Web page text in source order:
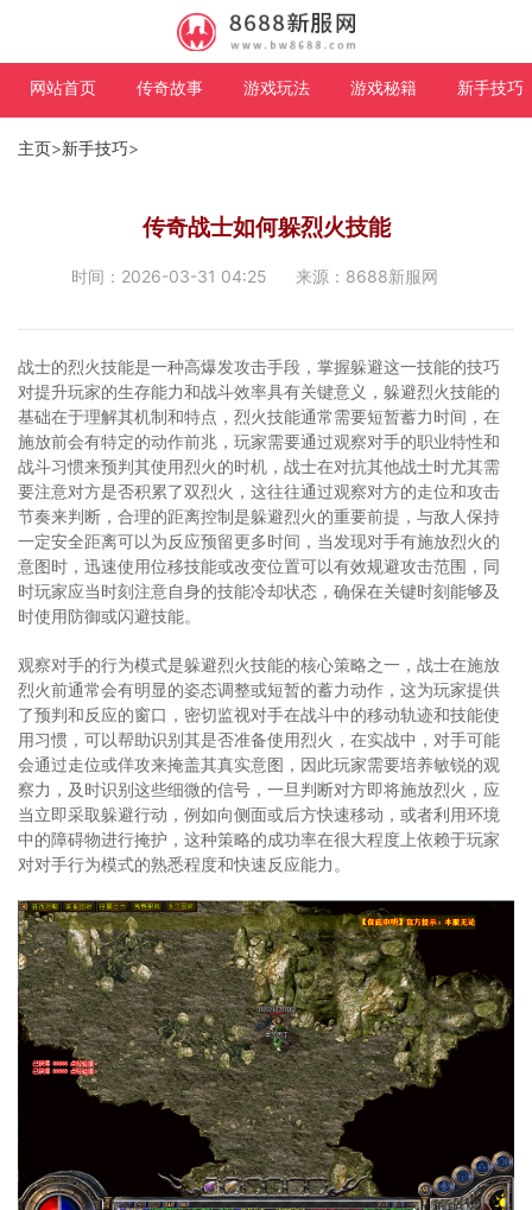
网站首页 传奇故事 游戏玩法 游戏秘籍 新手技巧
主页>新手技巧>
传奇战士如何躲烈火技能
时间：2026-03-31 04:25 来源：8688新服网
战士的烈火技能是一种高爆发攻击手段，掌握躲避这一技能的技巧
对提升玩家的生存能力和战斗效率具有关键意义，躲避烈火技能的
基础在于理解其机制和特点，烈火技能通常需要短暂蓄力时间，在
施放前会有特定的动作前兆，玩家需要通过观察对手的职业特性和
战斗习惯来预判其使用烈火的时机，战士在对抗其他战士时尤其需
要注意对方是否积累了双烈火，这往往通过观察对方的走位和攻击
节奏来判断，合理的距离控制是躲避烈火的重要前提，与敌人保持
一定安全距离可以为反应预留更多时间，当发现对手有施放烈火的
意图时，迅速使用位移技能或改变位置可以有效规避攻击范围，同
时玩家应当时刻注意自身的技能冷却状态，确保在关键时刻能够及
时使用防御或闪避技能。
观察对手的行为模式是躲避烈火技能的核心策略之一，战士在施放
烈火前通常会有明显的姿态调整或短暂的蓄力动作，这为玩家提供
了预判和反应的窗口，密切监视对手在战斗中的移动轨迹和技能使
用习惯，可以帮助识别其是否准备使用烈火，在实战中，对手可能
会通过走位或佯攻来掩盖其真实意图，因此玩家需要培养敏锐的观
察力，及时识别这些细微的信号，一旦判断对方即将施放烈火，应
当立即采取躲避行动，例如向侧面或后方快速移动，或者利用环境
中的障碍物进行掩护，这种策略的成功率在很大程度上依赖于玩家
对对手行为模式的熟悉程度和快速反应能力。